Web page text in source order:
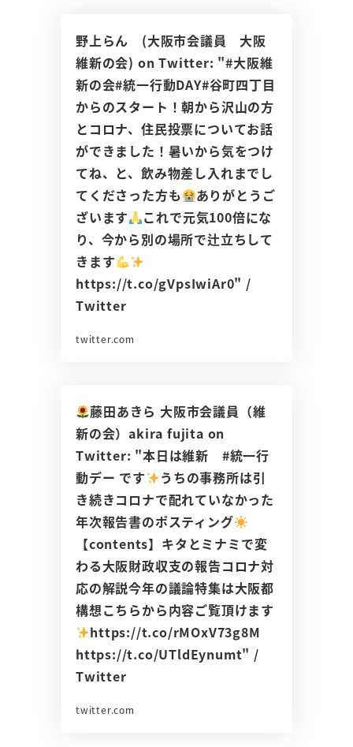
野上らん (大阪市会議員 大阪
維新の会) on Twitter: "#大阪維
新の会#統一行動DAY#谷町四丁目
からのスタート！朝から沢山の方
とコロナ、住民投票についてお話
ができました！暑いから気をつけ
てね、と、飲み物差し入れまでし
てくださった方も
ありがとうご
ざいます
これで元気100倍にな
り、今から別の場所で辻立ちして
きます
https://t.co/gVpsIwiAr0" /
Twitter
twitter.com
藤田あきら 大阪市会議員（維
新の会）akira fujita on
Twitter: "本日は維新 #統一行
動デー です
うちの事務所は引
き続きコロナで配れていなかった
年次報告書のポスティング
【contents】キタとミナミで変
わる大阪財政収支の報告コロナ対
応の解説今年の議論特集は大阪都
構想こちらから内容ご覧頂けます
https://t.co/rMOxV73g8M
https://t.co/UTldEynumt" /
Twitter
twitter.com